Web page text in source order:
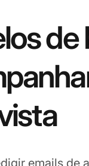
de
emails de